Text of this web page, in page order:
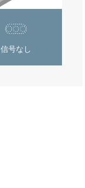
信号なし